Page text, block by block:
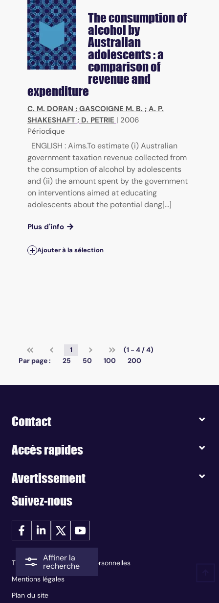
Affiner la
recherche
The consumption of
alcohol by
Australian
adolescents : a
comparison of
revenue and
expenditure
C. M. DORAN ; GASCOIGNE M. B. ; A. P.
SHAKESHAFT ; D. PETRIE | 2006
Périodique
ENGLISH : Aims.To estimate (i) Australian
government taxation revenue collected from
the consumption of alcohol by adolescents
and (ii) the amount spent by the government
on interventions aimed at educating
adolescents about the potential dang[...]
Plus d'info
Ajouter à la sélection
1
(1 - 4 / 4)
Par page :
25 50 100 200
Contact
Accès rapides
Avertissement
Suivez-nous
Traitement des données personnelles
Mentions légales
Plan du site